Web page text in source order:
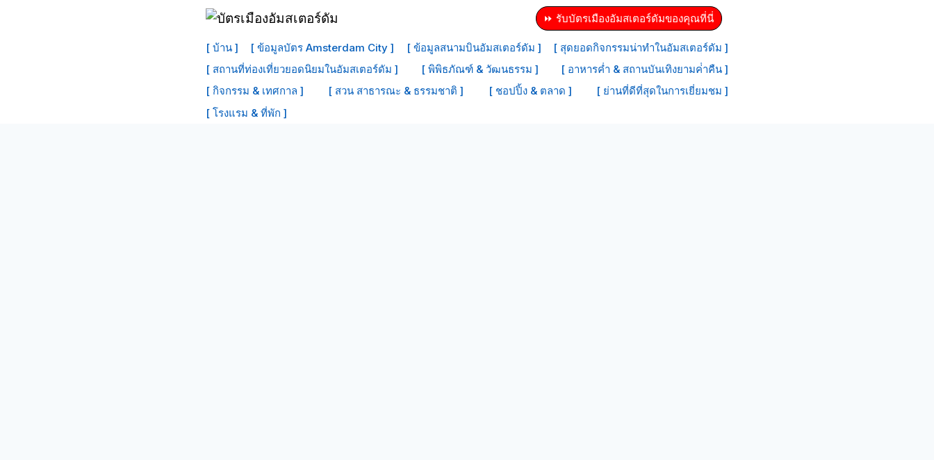
⏩ รับบัตรเมืองอัมสเตอร์ดัมของคุณที่นี่
[ บ้าน ] [ ข้อมูลบัตร Amsterdam City ] [ ข้อมูลสนามบินอัมสเตอร์ดัม ]
[ สุดยอดกิจกรรมน่าทําในอัมสเตอร์ดัม ]
[ สถานที่ท่องเที่ยวยอดนิยมในอัมสเตอร์ดัม ]
[ พิพิธภัณฑ์ & วัฒนธรรม ]
[ อาหารค่ำ & สถานบันเทิงยามค่ําคืน ]
[ กิจกรรม & เทศกาล ]
[ สวน สาธารณะ & ธรรมชาติ ] [ ชอปปิ้ง & ตลาด ]
[ ย่านที่ดีที่สุดในการเยี่ยมชม ]
[ โรงแรม & ที่พัก ]